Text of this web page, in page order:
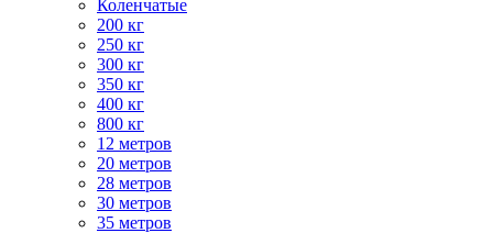
Коленчатые
200 кг
250 кг
300 кг
350 кг
400 кг
800 кг
12 метров
20 метров
28 метров
30 метров
35 метров